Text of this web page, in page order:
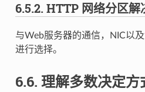
6.5.2. HTTP 网络分区解
与Web服务器的通信，NIC以
进行选择。
6.6. 理解多数决定